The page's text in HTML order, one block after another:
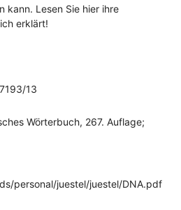
kann. Lesen Sie hier ihre
erklärt!
13
Wörterbuch, 267. Auflage;
personal/juestel/juestel/DNA.pdf